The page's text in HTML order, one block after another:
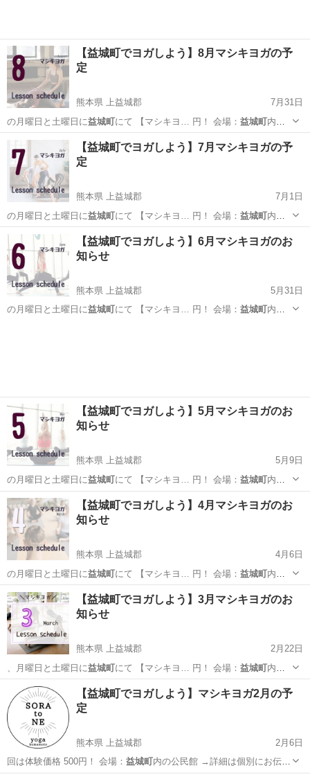
【益城町でヨガしよう】8月マシキヨガの予
定
熊本県 上益城郡
7月31日
の月曜日と土曜日に益城町 にて 【マシキヨ… 円！ 会場： 益城町内の
公民館 →詳…
熊本 上益城郡 ヨガ 益城町
【益城町でヨガしよう】7月マシキヨガの予
定
熊本県 上益城郡
7月1日
の月曜日と土曜日に益城町 にて 【マシキヨ… 円！ 会場： 益城町内の
公民館 →詳…
熊本 上益城郡 ヨガ 益城町
【益城町でヨガしよう】6月マシキヨガのお
知らせ
熊本県 上益城郡
5月31日
の月曜日と土曜日に益城町 にて 【マシキヨ… 円！ 会場： 益城町内の
【益城町でヨガしよう】5月マシキヨガのお
知らせ
熊本県 上益城郡
5月9日
の月曜日と土曜日に益城町 にて 【マシキヨ… 円！ 会場： 益城町内の
公民館 →詳…
熊本 上益城郡 ヨガ 益城町
【益城町でヨガしよう】4月マシキヨガのお
知らせ
熊本県 上益城郡
4月6日
の月曜日と土曜日に益城町 にて 【マシキヨ… 円！ 会場： 益城町内の
公民館 →詳…
熊本 上益城郡 ヨガ 益城町
【益城町でヨガしよう】3月マシキヨガのお
知らせ
熊本県 上益城郡
2月22日
、月曜日と土曜日に益城町 にて 【マシキヨ… 円！ 会場： 益城町内の
公民館 →詳…
熊本 上益城郡 ヨガ 益城町
【益城町でヨガしよう】マシキヨガ2月の予
定
熊本県 上益城郡
2月6日
回は体験価格 500円！ 会場： 益城町内の公民館 →詳細は個別にお伝え
しま…